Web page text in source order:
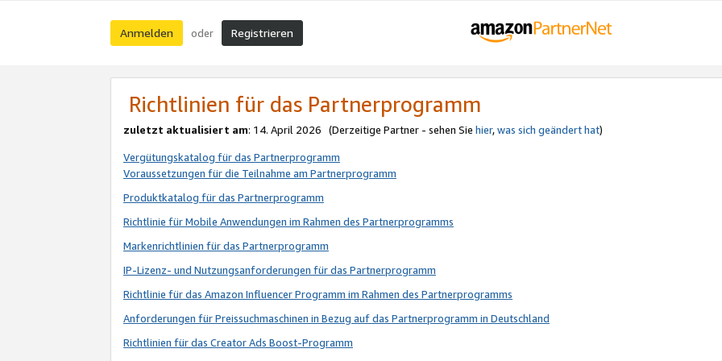
Anmelden oder Registrieren
Richtlinien für das Partnerprogramm
zuletzt aktualisiert am: 14. April 2026 (Derzeitige Partner - sehen Sie hier,was sich geändert hat)
Vergütungskatalog für das Partnerprogramm
Voraussetzungen für die Teilnahme am Partnerprogramm
Produktkatalog für das Partnerprogramm
Richtlinie für Mobile Anwendungen im Rahmen des Partnerprogramms
Markenrichtlinien für das Partnerprogramm
IP-Lizenz- und Nutzungsanforderungen für das Partnerprogramm
Richtlinie für das Amazon Influencer Programm im Rahmen des Partnerprogramms
Anforderungen für Preissuchmaschinen in Bezug auf das Partnerprogramm in Deutschland
Richtlinien für das Creator Ads Boost-Programm